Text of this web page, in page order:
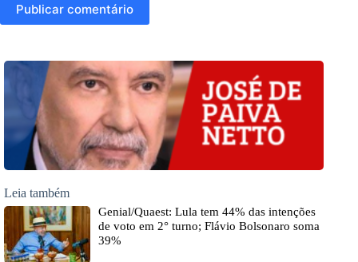
Publicar comentário
Leia também
Genial/Quaest: Lula tem 44% das intenções
de voto em 2° turno; Flávio Bolsonaro soma
39%